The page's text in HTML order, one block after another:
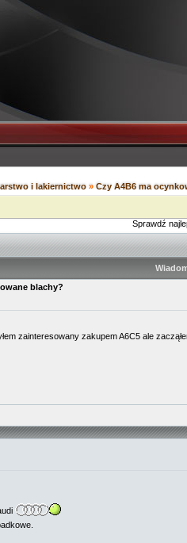
i lakiernictwo » Czy A4B6 ma
Sprawdź
blachy?
zainteresowany zakupem A6C5 ale